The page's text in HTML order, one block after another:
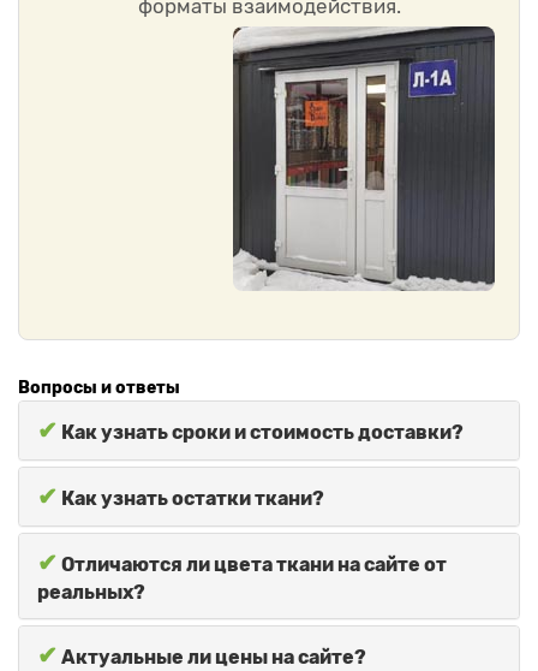
форматы взаимодействия.
Вопросы и ответы
✔ Как узнать сроки и стоимость доставки?
✔ Как узнать остатки ткани?
✔ Отличаются ли цвета ткани на сайте от
реальных?
✔ Актуальные ли цены на сайте?